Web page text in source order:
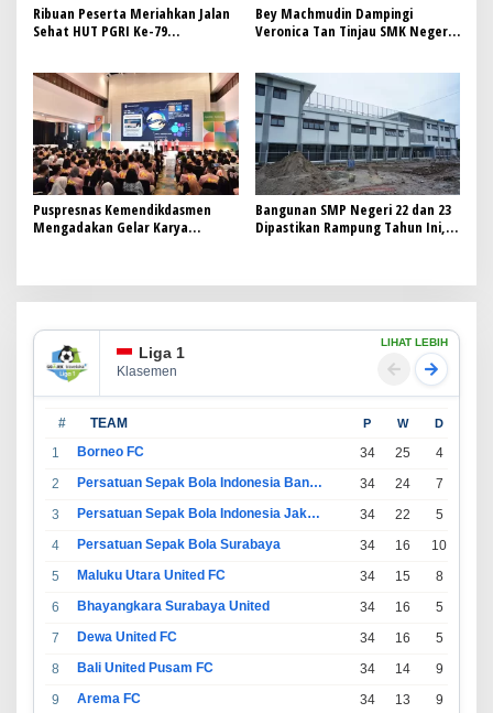
Ribuan Peserta Meriahkan Jalan
Sehat HUT PGRI Ke-79
Bey Machmudin Dampingi
Veronica Tan Tinjau SMK Negeri
Puspresnas Kemendikdasmen
Mengadakan Gelar Karya
Bangunan SMP Negeri 22 dan 23
Dipastikan Rampung Tahun Ini,
Liga 1
Klasemen
LIHAT LEBIH
# TEAM P W D
1 Borneo FC 34 25 4
2
Persatuan Sepak Bola Indonesia Bandung 34 24 7
3
Persatuan Sepak Bola Indonesia Jakarta 34 22 5
4
Persatuan Sepak Bola Surabaya 34 16 10
5
Maluku Utara United FC 34 15 8
6
Bhayangkara Surabaya United 34 16 5
7
Dewa United FC 34 16 5
8
Bali United Pusam FC 34 14 9
9
Arema FC 34 13 9